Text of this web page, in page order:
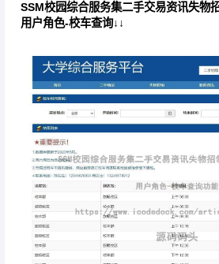
SSM校园综合服务集二手交易资讯失物
用户角色-校车查询↓↓